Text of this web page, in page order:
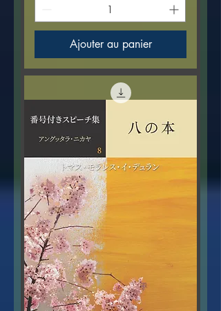
Ajouter au panier